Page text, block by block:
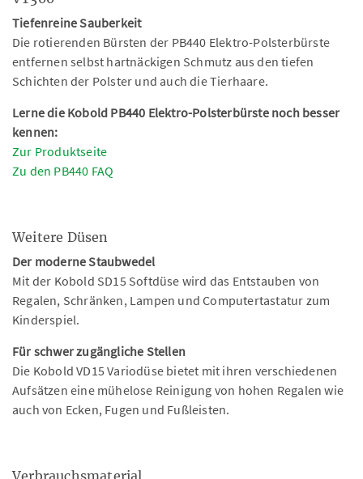
Tiefenreine Sauberkeit
Die rotierenden Bürsten der PB440 Elektro-Polsterbürste
entfernen selbst hartnäckigen Schmutz aus den tiefen
Schichten der Polster und auch die Tierhaare.
Lerne die Kobold PB440 Elektro-Polsterbürste noch besser
kennen:
Zur Produktseite
Zu den PB440 FAQ
Weitere Düsen
Der moderne Staubwedel
Mit der Kobold SD15 Softdüse wird das Entstauben von
Regalen, Schränken, Lampen und Computertastatur zum
Kinderspiel.
Für schwer zugängliche Stellen
Die Kobold VD15 Variodüse bietet mit ihren verschiedenen
Aufsätzen eine mühelose Reinigung von hohen Regalen wie
auch von Ecken, Fugen und Fußleisten.
Verbrauchsmaterial